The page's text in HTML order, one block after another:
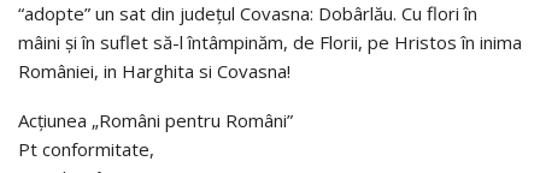
“adopte” un sat din judeţul Covasna: Dobârlău. Cu flori în
mâini și în suflet să-l întâmpinăm, de Florii, pe Hristos în inima
României, in Harghita si Covasna!
Acțiunea „Români pentru Români”
Pt conformitate,